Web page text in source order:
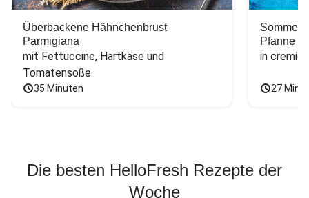
Überbackene Hähnchenbrust
Parmigiana
mit Fettuccine, Hartkäse und
Tomatensoße
35 Minuten
Pfanne
in
27
Die besten HelloFresh Rezepte der
Woche